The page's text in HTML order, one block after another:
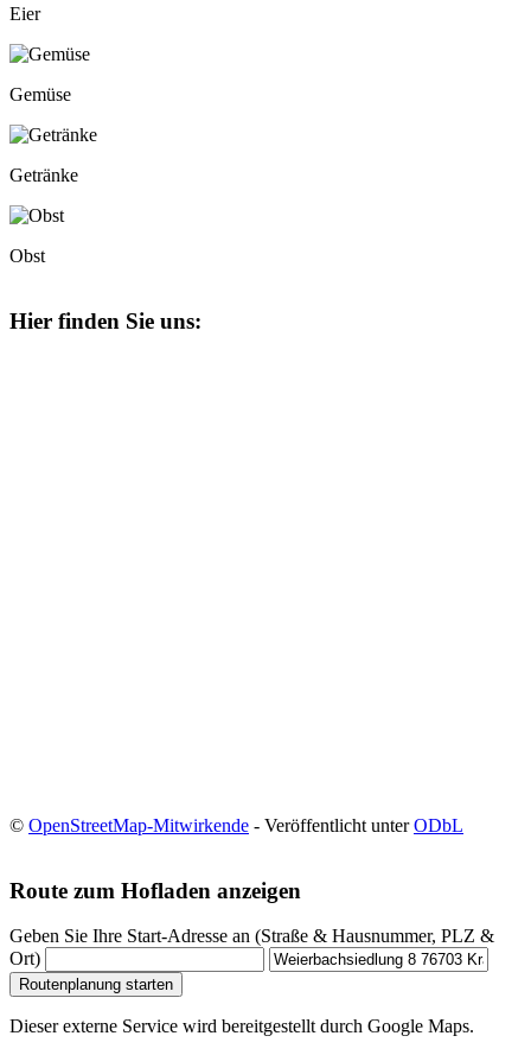
Eier
Gemüse
Getränke
Obst
Hier finden Sie uns:
© OpenStreetMap-Mitwirkende - Veröffentlicht unterODbL
Route zum Hofladen anzeigen
Geben Sie Ihre Start-Adresse an (Straße & Hausnummer, PLZ &
Ort)
Routenplanung starten
Dieser externe Service wird bereitgestellt durch Google Maps.